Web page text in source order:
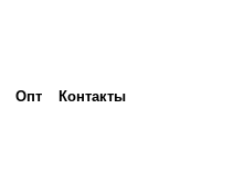
Опт Контакты